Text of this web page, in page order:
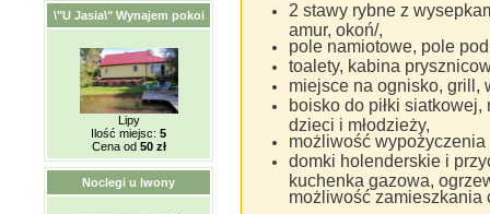
\"U Jasia\" Wynajem pokoi
Lipy
Ilość miejsc: 5
Cena od 50 zł
Noclegi u Iwony
2 stawy rybne z
amur, okoń/,
pole namiotowe, pole
toalety, kabina
miejsce na ognisko, grill,
boisko do piłki
dzieci i młodzieży,
możliwość wypożyczenia
domki holenderskie i
kuchenka gazowa,
możliwość zamieszkania